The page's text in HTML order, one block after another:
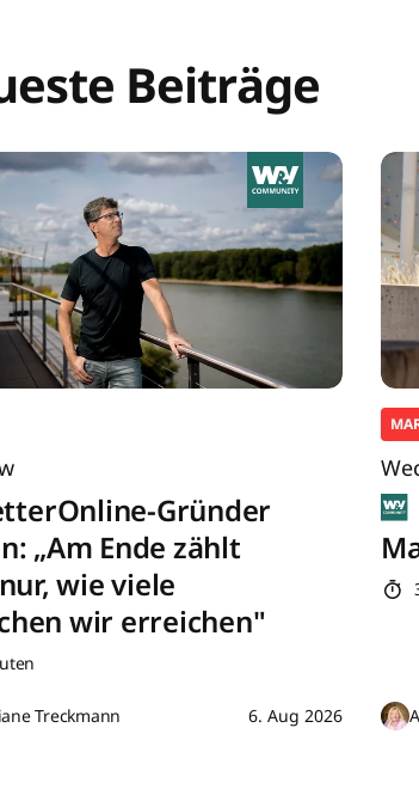
Beiträge
Gründer
„Am Ende zählt
wie viele
wir erreichen"
Treckmann 6. Aug 2026